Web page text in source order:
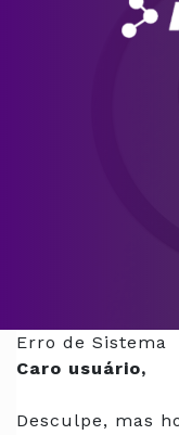
Erro de Sistema
Caro usuário,
Desculpe, mas